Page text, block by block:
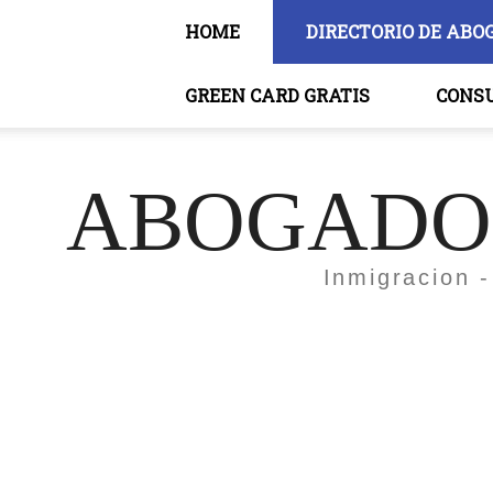
HOME DIRECTORIO DE
GREEN CARD GRATIS
Inmigracion